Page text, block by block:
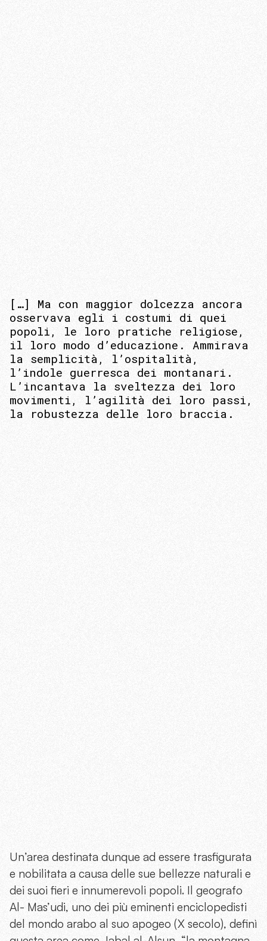
[…] Ma con maggior dolcezza ancora
osservava egli i costumi di quei
popoli, le loro pratiche religiose,
il loro modo d’educazione. Ammirava
la semplicità, l’ospitalità,
l’indole guerresca dei montanari.
L’incantava la sveltezza dei loro
movimenti, l’agilità dei loro passi,
la robustezza delle loro braccia.
Un’area destinata dunque ad essere trasfigurata
e nobilitata a causa delle sue bellezze naturali e
dei suoi fieri e innumerevoli popoli. Il geografo
Al- Mas’udi, uno dei più eminenti enciclopedisti
del mondo arabo al suo apogeo (X secolo), definì